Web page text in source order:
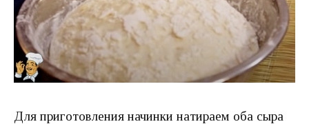
Для приготовления начинки натираем оба сыра